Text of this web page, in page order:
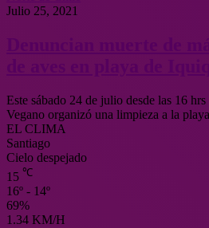
Julio 25, 2021
Este sábado 24 de julio desde las 16
Vegano organizó una limpieza a la
EL CLIMA
Santiago
Cielo despejado
15 ℃
16º - 14º
69%
1.34 KM/H